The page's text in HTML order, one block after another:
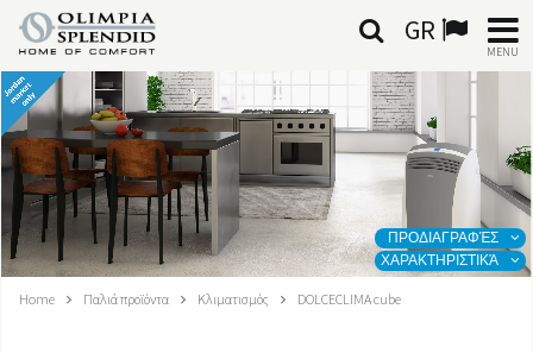
GR
MENU
ΕΛΛΗΝΙΚΆ
HOME
ΚΛΙΜΑΤΙΣΜΌΣ
ΘΈΡΜΑΝΣΗ
ΠΡΟΔΙΑΓΡΑΦΈΣ
ΧΑΡΑΚΤΗΡΙΣΤΙΚΆ
Home Παλιά προϊόντα Κλιματισμός DOLCECLIMA cube